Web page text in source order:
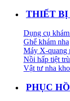
THIẾT BỊ
Dụng cụ
Ghế khám nha
Máy X-quang
Nồi hấp tiệt
Vật tư nha
PHỤC